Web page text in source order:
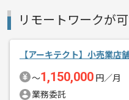
エージェントからのコ
メント
複
リモートワークが
【アーキテクト】小売業店
〜1,150,000 円／月
業務委託